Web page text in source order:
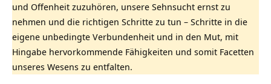
und Offenheit zuzuhören, unsere Sehnsucht ernst zu
nehmen und die richtigen Schritte zu tun – Schritte in die
eigene unbedingte Verbundenheit und in den Mut, mit
Hingabe hervorkommende Fähigkeiten und somit Facetten
unseres Wesens zu entfalten.